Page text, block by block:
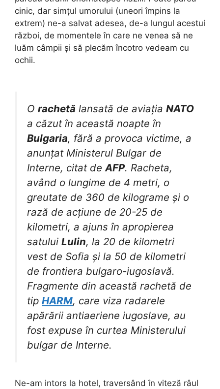
cinic, dar simțul umorului (uneori împins la
extrem) ne-a salvat adesea, de-a lungul acestui
război, de momentele în care ne venea să ne
luăm câmpii și să plecăm încotro vedeam cu
ochii.
O rachetă lansată de aviația NATO
a căzut în această noapte în
Bulgaria, fără a provoca victime, a
anunțat Ministerul Bulgar de
Interne, citat de AFP. Racheta,
având o lungime de 4 metri, o
greutate de 360 de kilograme și o
rază de acțiune de 20-25 de
kilometri, a ajuns în apropierea
satului Lulin, la 20 de kilometri
vest de Sofia și la 50 de kilometri
de frontiera bulgaro-iugoslavă.
Fragmente din această rachetă de
tip HARM, care viza radarele
apărării antiaeriene iugoslave, au
fost expuse în curtea Ministerului
bulgar de Interne.
Ne-am intors la hotel, traversând în viteză râul